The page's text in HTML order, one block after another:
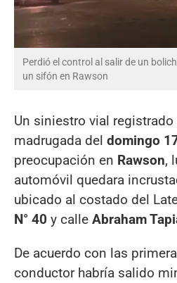
Perdió el control al salir de un
un sifón en Rawson
Un siniestro vial registrado
madrugada del domingo
preocupación en Rawson,
automóvil quedara
ubicado al costado del
N° 40 y calle Abraham
De acuerdo con las
conductor habría salido